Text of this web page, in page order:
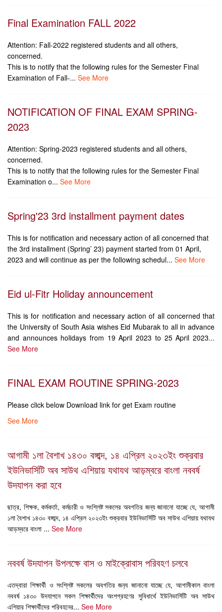
Final Examination FALL 2022
Attention: Fall-2022 registered students and all others,
concerned.
This is to notify that the following rules for the Semester Final
Examination of Fall-... See More
NOTIFICATION OF FINAL EXAM SPRING-
2023
Attention: Spring-2023 registered students and all others,
concerned.
This is to notify that the following rules for the Semester Final
Examination o... See More
Spring'23 3rd installment payment dates
This is for notification and necessary action of all concerned that
the 3rd installment (Spring’ 23) payment started from 01 April,
2023 and will continue as per the following schedul... See More
Eid ul-Fitr Holiday announcement
This is for notification and necessary action of all concerned that
the University of South Asia wishes Eid Mubarak to all in advance
and announces holidays from 19 April 2023 to 25 April 2023...
See More
FINAL EXAM ROUTINE SPRING-2023
Please click below Download link for get Exam routine
See More
আগামী ১লা বৈশাখ ১৪৩০ বঙ্গাব্দ, ১৪ এপ্রিল ২০২৩ইং শুক্রবার
ইউনিভার্সিটি অব সাউথ এশিয়ায় যথাযথ আড়ম্বরে বাংলা নববর্ষ
উদযাপন করা হবে
ছাত্র, শিক্ষক, কর্মকর্তা, কর্মচারী ও সংশ্লিষ্ট সকলের অবগতির জন্য জানানো যাচ্ছে যে, আগামী
১লা বৈশাখ ১৪৩০ বঙ্গাব্দ, ১৪ এপ্রিল ২০২৩ইং শুক্রবার ইউনিভার্সিটি অব সাউথ এশিয়ায় যথাযথ
আড়ম্বরে বাংলা ... See More
নববর্ষ উদযাপন উপলক্ষে বাস ও মাইক্রোবাস পরিবহণ চলবে
এতদ্বারা শিক্ষার্থী ও সংশ্লিষ্ট সকলের অবগতির জন‍্য জানানো যাচ্ছে যে, আগামীকাল বাংলা
নববর্ষ ১৪৩০ উদযাপনে সকল শিক্ষার্থীদের অংশগ্রহণের সুবিধার্থে ইউনিভার্সিটি অব সাউথ
এশিয়ার শিক্ষার্থীদের পরিবহনের... See More